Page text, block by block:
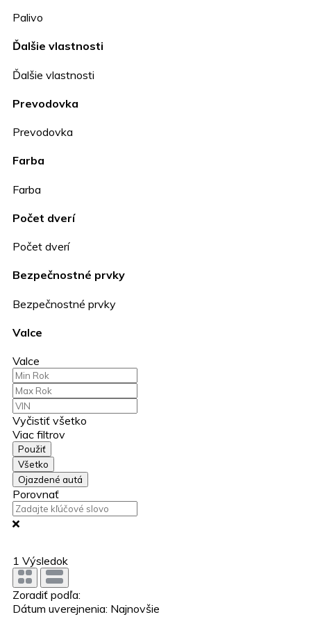
Palivo
Ďalšie vlastnosti
Ďalšie vlastnosti
Prevodovka
Prevodovka
Farba
Farba
Počet dverí
Počet dverí
Bezpečnostné prvky
Bezpečnostné prvky
Valce
Valce
Vyčistiť všetko
Viac filtrov
Použiť
Všetko
Ojazdené autá
Porovnať
1 Výsledok
Zoradiť podľa:
Dátum uverejnenia: Najnovšie